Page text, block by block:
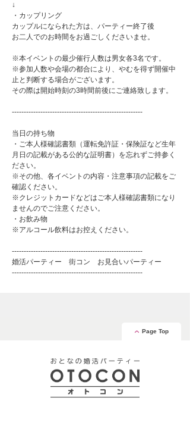
↓
・カップリング
カップルになられた方は、パーティー終了後
お二人でのお時間をお過ごしくださいませ。
※本イベントの最少催行人数は男女各3名です。
※参加人数や会場の都合により、やむを得ず開催中
止と判断する場合がございます。
その際は開始時刻の3時間前後にご連絡致します。
-------------------------------------------------------
当日の持ち物
・ご本人様確認書類（運転免許証・保険証など生年
月日の記載がある公的な証明書）を忘れずご持参く
ださい。
※その他、各イベントの内容・注意事項の記載をご
確認ください。
※クレジットカードなどはご本人様確認書類になり
ませんのでご注意ください。
・お飲み物
※アルコール飲料はお控えください。
-------------------------------------------------------
婚活パーティー 街コン お見合いパーティー
-------------------------------------------------------
Page Top